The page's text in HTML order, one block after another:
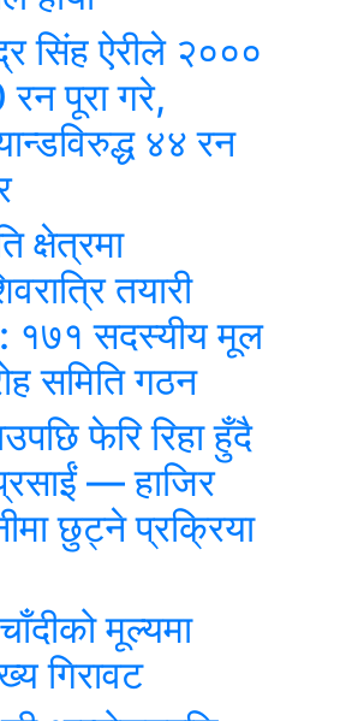
सिंह ऐरीले २०००
पूरा गरे,
४४ रन
क्षेत्रमा
तयारी
१७१ सदस्यीय मूल
समिति गठन
फेरि रिहा हुँदै
— हाजिर
छुट्ने प्रक्रिया
मूल्यमा
गिरावट